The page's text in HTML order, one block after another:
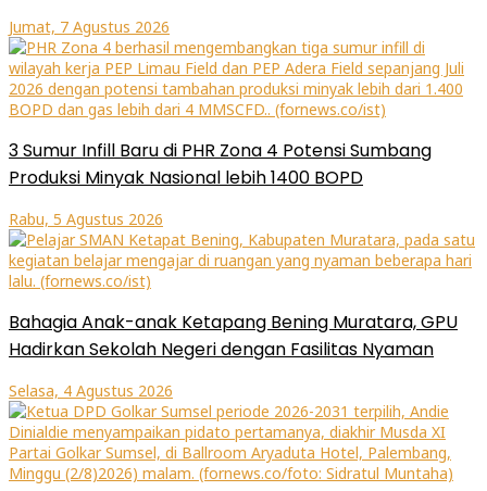
Jumat, 7 Agustus 2026
3 Sumur Infill Baru di PHR Zona 4 Potensi Sumbang
Produksi Minyak Nasional lebih 1400 BOPD
Rabu, 5 Agustus 2026
Bahagia Anak-anak Ketapang Bening Muratara, GPU
Hadirkan Sekolah Negeri dengan Fasilitas Nyaman
Selasa, 4 Agustus 2026